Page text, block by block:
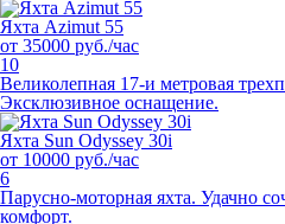
Яхта Azimut 55
от 35000 руб./час
10
Великолепная 17-и метровая
Эксклюзивное оснащение.
Яхта Sun Odyssey 30i
от 10000 руб./час
6
Парусно-моторная яхта. Удачно
комфорт.